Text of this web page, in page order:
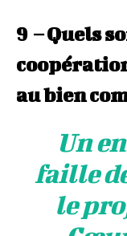
9 – Quels
au bien
Un
faille
le